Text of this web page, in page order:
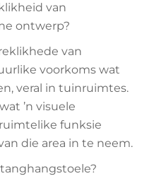
van
ontwerp?
van
voorkoms wat
veral in tuinruimtes.
’n visuele
funksie
die area in te neem.